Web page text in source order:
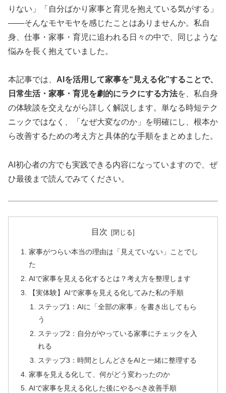
りない」「自分ばかり家事と育児を抱えている気がする」
——そんなモヤモヤを感じたことはありませんか。私自
身、仕事・家事・育児に追われる日々の中で、同じような
悩みを長く抱えていました。
本記事では、 AIを活用して家事を“見える化”することで、
日常生活・家事・育児を劇的にラクにする方法を、私自身
の体験談を交えながら詳しく解説します。単なる時短テク
ニックではなく、「なぜ大変なのか」を明確にし、根本か
ら改善するための考え方と具体的な手順をまとめました。
AI初心者の方でも実践できる内容になっていますので、ぜ
ひ最後まで読んでみてください。
目次
家事がつらい本当の理由は「見えていない」ことでし
た
AIで家事を見える化するとは？考え方を整理します
【実体験】AIで家事を見える化してみた私の手順
ステップ1：AIに「全部の家事」を書き出してもら
う
ステップ2：自分がやっている家事にチェックを入
れる
ステップ3：時間としんどさをAIと一緒に整理する
家事を見える化して、何がどう変わったのか
AIで家事を見える化した後にやるべき改善手順